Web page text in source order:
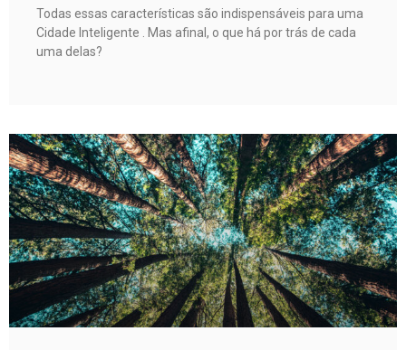
Todas essas características são indispensáveis para uma
Cidade Inteligente . Mas afinal, o que há por trás de cada
uma delas?